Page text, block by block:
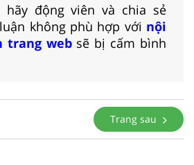
hãy động viên và chia sẻ
không phù hợp với nội
trang websẽ bị cấm bình
Trang sau